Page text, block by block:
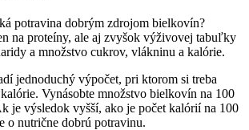
potravina dobrým zdrojom bielkovín?
na proteíny, ale aj zvyšok výživovej tabuľky
a množstvo cukrov, vlákninu a kalórie.
jednoduchý výpočet, pri ktorom si treba
Vynásobte množstvo bielkovín na 100
je výsledok vyšší, ako je počet kalórií na 100
o nutrične dobrú potravinu.